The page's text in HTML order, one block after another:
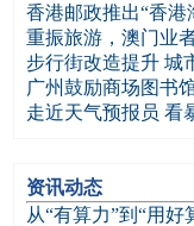
香港邮政推出“香港
重振旅游，澳门业
步行街改造提升 城
广州鼓励商场图书
走近天气预报员 看
资讯动态
从“有算力”到“用好